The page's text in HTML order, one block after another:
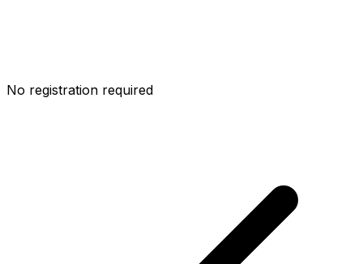
No registration required